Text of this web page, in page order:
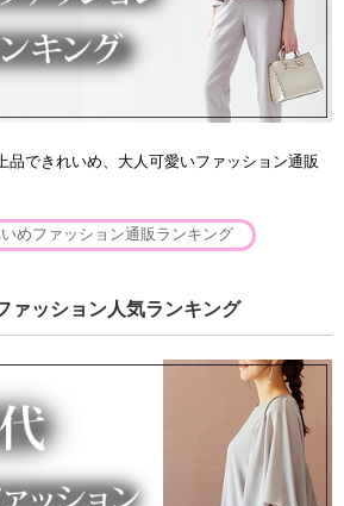
品できれいめ、大人可愛いファッション通販
めファッション通販ランキング
ァッション人気ランキング